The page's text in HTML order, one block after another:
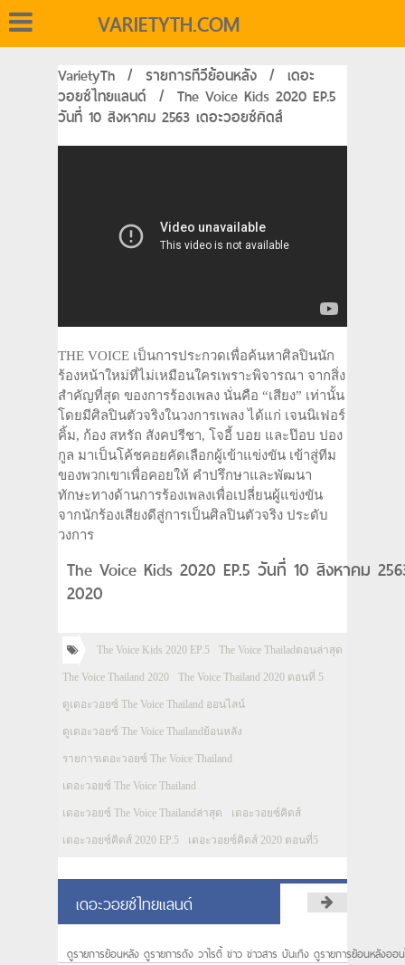
VARIETYTH.COM
VarietyTh / รายการทีวีย้อนหลัง / เดอะ
วอยซ์ไทยแลนด์ / The Voice Kids 2020 EP.5
วันที่ 10 สิงหาคม 2563 เดอะวอยซ์คิดส์
THE VOICE เป็นการประกวดเพื่อค้นหาศิลปินนัก
ร้องหน้าใหม่ที่ไม่เหมือนใครเพราะพิจารณา จากสิ่ง
สำคัญที่สุด ของการร้องเพลง นั่นคือ “เสียง” เท่านั้น
โดยมีศิลปินตัวจริงในวงการเพลง ได้แก่ เจนนิเฟอร์
คิ้ม, ก้อง สหรัถ สังคปรีชา, โจอี้ บอย และป๊อบ ปอง
กูล มาเป็นโค้ชคอยคัดเลือกผู้เข้าแข่งขัน เข้าสู่ทีม
ของพวกเขาเพื่อคอยให้ คำปรึกษาและพัฒนา
ทักษะทางด้านการร้องเพลงเพื่อเปลี่ยนผู้แข่งขัน
จากนักร้องเสียงดีสู่การเป็นศิลปินตัวจริง ประดับ
วงการ
The Voice Kids 2020 EP.5 วันที่ 10 สิงหาคม
2020
The Voice Kids 2020 EP.5 The Voice Thailadตอนล่าสุด
The Voice Thailand 2020 The Voice Thailand 2020 ตอนที่ 5
ดูเดอะวอยซ์ The Voice Thailand ออนไลน์
ดูเดอะวอยซ์ The Voice Thailandย้อนหลัง
รายการเดอะวอยซ์ The Voice Thailand
เดอะวอยซ์ The Voice Thailand
เดอะวอยซ์ The Voice Thailandล่าสุด เดอะวอยซ์คิดส์
เดอะวอยซ์คิดส์ 2020 EP.5 เดอะวอยซ์คิดส์ 2020 ตอนที่5
เดอะวอยซ์ไทยแลนด์
ดูรายการย้อนหลัง ดูรายการดัง วาไรตี้ ข่าว ข่าวสาร บันเทิง ดูรายการย้อนหลังออ